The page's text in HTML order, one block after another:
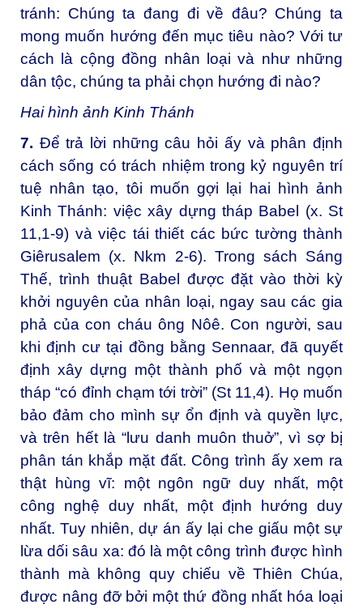
tránh: Chúng ta đang đi về đâu? Chúng ta
mong muốn hướng đến mục tiêu nào? Với tư
cách là cộng đồng nhân loại và như những
dân tộc, chúng ta phải chọn hướng đi nào?
Hai hình ảnh Kinh Thánh
7. Để trả lời những câu hỏi ấy và phân định
cách sống có trách nhiệm trong kỷ nguyên trí
tuệ nhân tạo, tôi muốn gợi lại hai hình ảnh
Kinh Thánh: việc xây dựng tháp Babel (x. St
11,1-9) và việc tái thiết các bức tường thành
Giêrusalem (x. Nkm 2-6). Trong sách Sáng
Thế, trình thuật Babel được đặt vào thời kỳ
khởi nguyên của nhân loại, ngay sau các gia
phả của con cháu ông Nôê. Con người, sau
khi định cư tại đồng bằng Sennaar, đã quyết
định xây dựng một thành phố và một ngọn
tháp “có đỉnh chạm tới trời” (St 11,4). Họ muốn
bảo đảm cho mình sự ổn định và quyền lực,
và trên hết là “lưu danh muôn thuở”, vì sợ bị
phân tán khắp mặt đất. Công trình ấy xem ra
thật hùng vĩ: một ngôn ngữ duy nhất, một
công nghệ duy nhất, một định hướng duy
nhất. Tuy nhiên, dự án ấy lại che giấu một sự
lừa dối sâu xa: đó là một công trình được hình
thành mà không quy chiếu về Thiên Chúa,
được nâng đỡ bởi một thứ đồng nhất hóa loại